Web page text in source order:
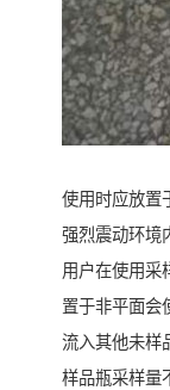
使用时应放置
强烈震动环境
用户在使用采
置于非平面会
流入其他未样
样品瓶采样量